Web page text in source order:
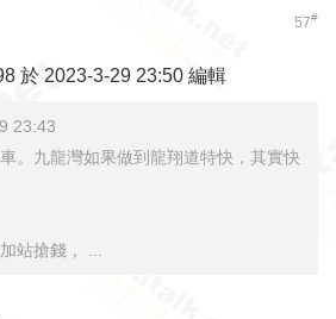
57#
於 2023-3-29 23:50 編輯
23:43
。九龍灣如果做到龍翔道特快，其實快
站搶錢， ...